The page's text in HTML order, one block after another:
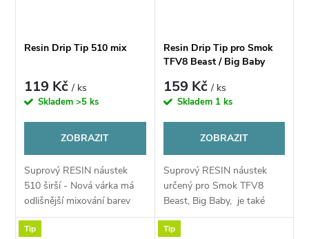
Resin Drip Tip 510 mix
119 Kč/ ks
Skladem>5 ks
ZOBRAZIT
Suprový RESIN náustek
510 širší - Nová várka má
odlišnější mixování barev
Resin Drip Tip pro Smok
TFV8 Beast / Big Baby
159 Kč/ ks
Skladem 1 ks
ZOBRAZIT
Suprový RESIN náustek
určený pro Smok TFV8
Beast, Big Baby, je také
kompatibilní s Griffin 25 a
další zde neuvedené se
Tip Tip